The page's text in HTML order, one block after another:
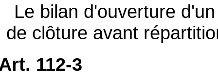
Le bilan d'ouverture
de clôture avant
112-3